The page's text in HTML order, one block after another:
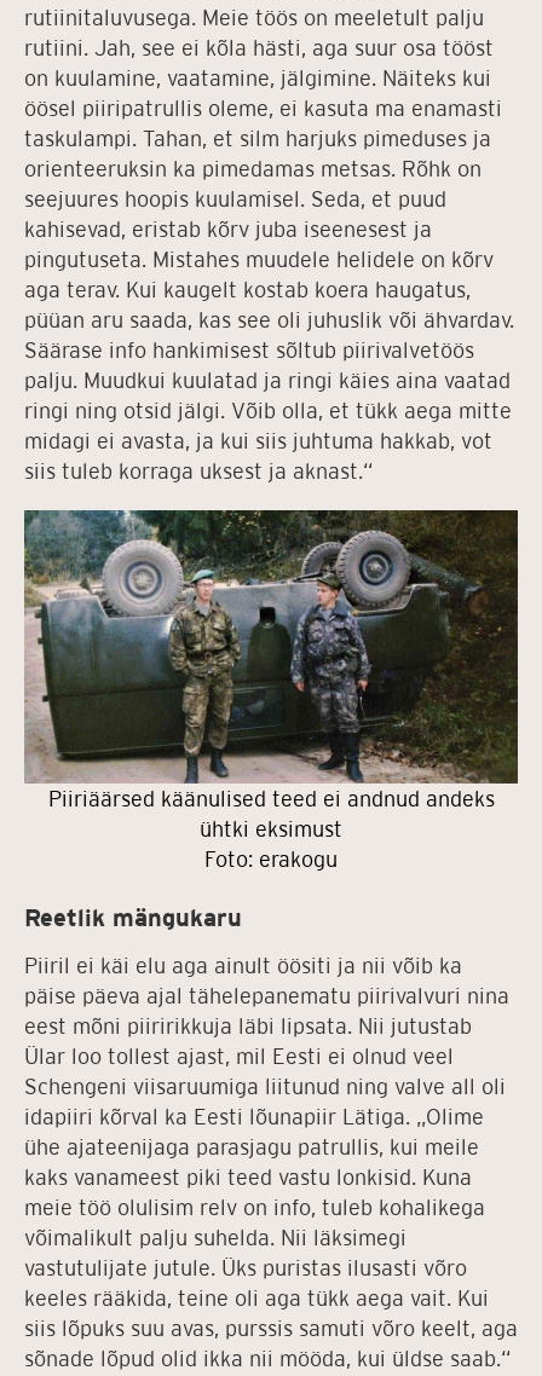
rutiinitaluvusega. Meie töös on meeletult palju
rutiini. Jah, see ei kõla hästi, aga suur osa tööst
on kuulamine, vaatamine, jälgimine. Näiteks kui
öösel piiripatrullis oleme, ei kasuta ma enamasti
taskulampi. Tahan, et silm harjuks pimeduses ja
orienteeruksin ka pimedamas metsas. Rõhk on
seejuures hoopis kuulamisel. Seda, et puud
kahisevad, eristab kõrv juba iseenesest ja
pingutuseta. Mistahes muudele helidele on kõrv
aga terav. Kui kaugelt kostab koera haugatus,
püüan aru saada, kas see oli juhuslik või ähvardav.
Säärase info hankimisest sõltub piirivalvetöös
palju. Muudkui kuulatad ja ringi käies aina vaatad
ringi ning otsid jälgi. Võib olla, et tükk aega mitte
midagi ei avasta, ja kui siis juhtuma hakkab, vot
siis tuleb korraga uksest ja aknast.“
Piiriäärsed käänulised teed ei andnud andeks
ühtki eksimust
Foto: erakogu
Reetlik mängukaru
Piiril ei käi elu aga ainult öösiti ja nii võib ka
päise päeva ajal tähelepanematu piirivalvuri nina
eest mõni piiririkkuja läbi lipsata. Nii jutustab
Ülar loo tollest ajast, mil Eesti ei olnud veel
Schengeni viisaruumiga liitunud ning valve all oli
idapiiri kõrval ka Eesti lõunapiir Lätiga. „Olime
ühe ajateenijaga parasjagu patrullis, kui meile
kaks vanameest piki teed vastu lonkisid. Kuna
meie töö olulisim relv on info, tuleb kohalikega
võimalikult palju suhelda. Nii läksimegi
vastutulijate jutule. Üks puristas ilusasti võro
keeles rääkida, teine oli aga tükk aega vait. Kui
siis lõpuks suu avas, purssis samuti võro keelt, aga
sõnade lõpud olid ikka nii mööda, kui üldse saab.“